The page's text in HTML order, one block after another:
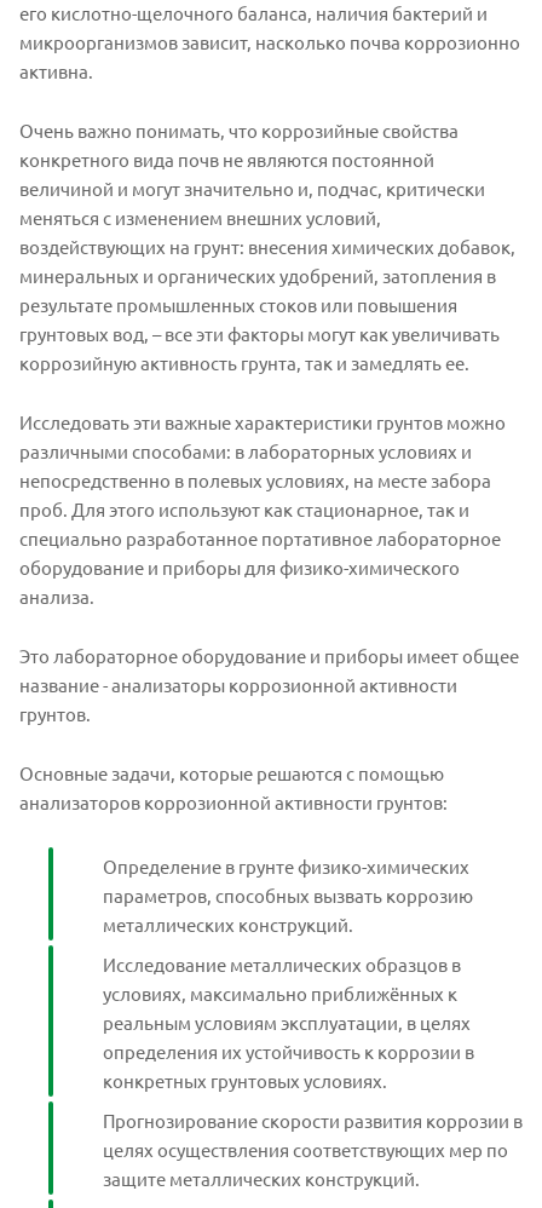
его кислотно-щелочного баланса, наличия бактерий и
микроорганизмов зависит, насколько почва коррозионно
активна.
Очень важно понимать, что коррозийные свойства
конкретного вида почв не являются постоянной
величиной и могут значительно и, подчас, критически
меняться с изменением внешних условий,
воздействующих на грунт: внесения химических добавок,
минеральных и органических удобрений, затопления в
результате промышленных стоков или повышения
грунтовых вод, – все эти факторы могут как увеличивать
коррозийную активность грунта, так и замедлять ее.
Исследовать эти важные характеристики грунтов можно
различными способами: в лабораторных условиях и
непосредственно в полевых условиях, на месте забора
проб. Для этого используют как стационарное, так и
специально разработанное портативное лабораторное
оборудование и приборы для физико-химического
анализа.
Это лабораторное оборудование и приборы имеет общее
название - анализаторы коррозионной активности
грунтов.
Основные задачи, которые решаются с помощью
анализаторов коррозионной активности грунтов:
Определение в грунте физико-химических
параметров, способных вызвать коррозию
металлических конструкций.
Исследование металлических образцов в
условиях, максимально приближённых к
реальным условиям эксплуатации, в целях
определения их устойчивость к коррозии в
конкретных грунтовых условиях.
Прогнозирование скорости развития коррозии в
целях осуществления соответствующих мер по
защите металлических конструкций.